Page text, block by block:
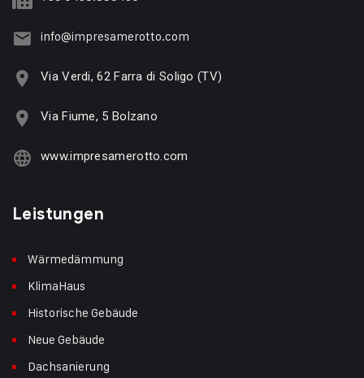
info@impresamerotto.com
Via Verdi, 62 Farra di Soligo (TV)
Via Fiume, 5 Bolzano
www.impresamerotto.com
Leistungen
Wärmedämmung
KlimaHaus
Historische Gebäude
Neue Gebäude
Dachsanierung